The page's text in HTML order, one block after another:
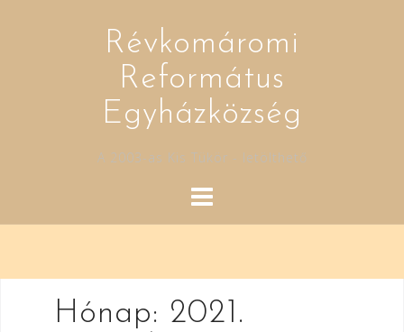
Révkomáromi
Református
Egyházközség
A 2003-as Kis Tükör - letölthető
Hónap: 2021.